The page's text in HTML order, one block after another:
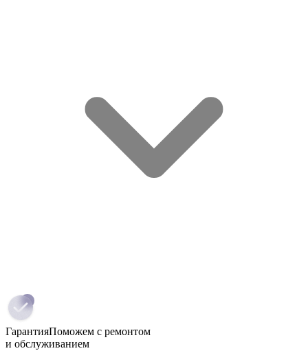
ГарантияПоможем с ремонтом
и обслуживанием